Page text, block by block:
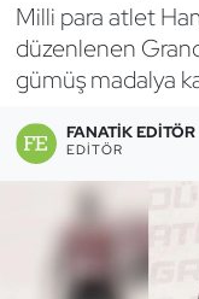
Milli para atlet
düzenlenen
gümüş madalya
FANATIK EDITÖR
EDITÖR
Boks
Briç
Buz Hokeyi
Buz Pateni